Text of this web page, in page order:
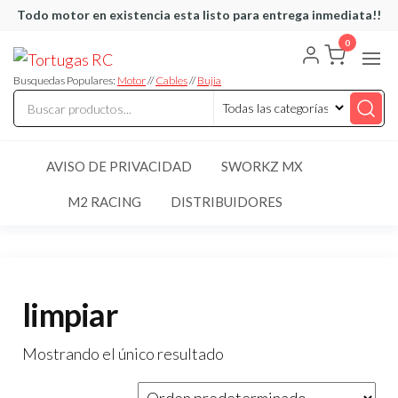
Saltar
contenido
Todo motor en existencia esta listo para entrega inmediata!!
RC
articulos
de RC
Busquedas Populares: Motor//Cables//Bujia
0
AVISO DE PRIVACIDAD SWORKZ MX
M2 RACING DISTRIBUIDORES
limpiar
Mostrando el único resultado